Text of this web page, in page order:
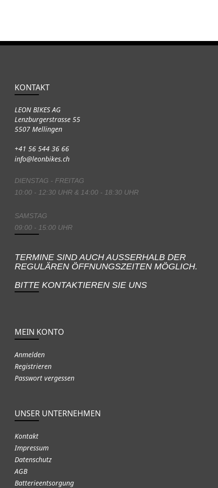
KONTAKT
LEON BIKES AG
Lenzburgerstrasse 55
5507 Mellingen
+41 56 544 36 66
info@leonbikes.ch
DIENSTAG - FREITAG
10:00 - 12:30 UHR & 14:00 - 18:30 UHR
SAMSTAG
09:00 - 15:00 UHR
TERMINE SIND AUCH AUSSERHALB DER
REGULÄREN ÖFFNUNGSZEITEN MÖGLICH.
BITTE KONTAKTIEREN SIE UNS
MEIN KONTO
Anmelden
Registrieren
Passwort vergessen
UNSER UNTERNEHMEN
Kontakt
Impressum
Datenschutz
AGB
Batterieentsorgung